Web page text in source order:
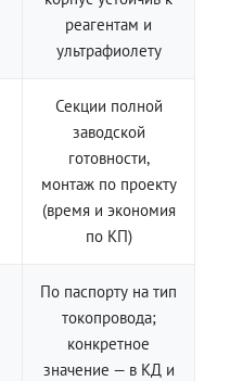
реагентам и
ультрафиолету
Секции полной
заводской
готовности,
монтаж по проекту
(время и экономия
по КП)
По паспорту на тип
токопровода;
конкретное
значение — в КД и